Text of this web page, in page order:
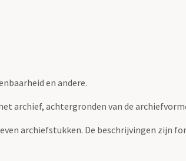
en andere.
archief, achtergronden van de
archiefstukken. De beschrijvingen zijn